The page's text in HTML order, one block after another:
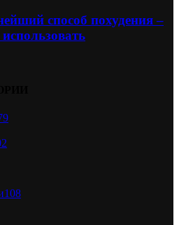
способ похудения –
108